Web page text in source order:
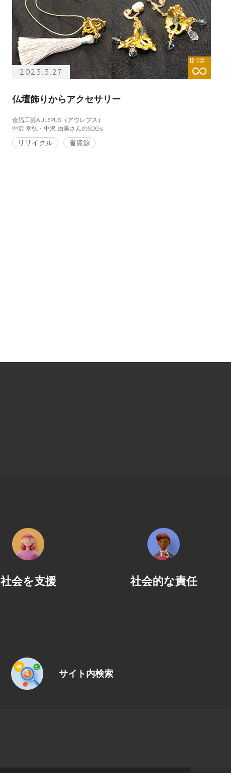
2023.3.27
仏壇飾りからアクセサリー
金箔工芸AULEPUS（アウレプス）
中沢 幸弘・中沢 由美さんのSDGs
リサイクル 省資源
社会を支援 社会的な責任
サイト内検索